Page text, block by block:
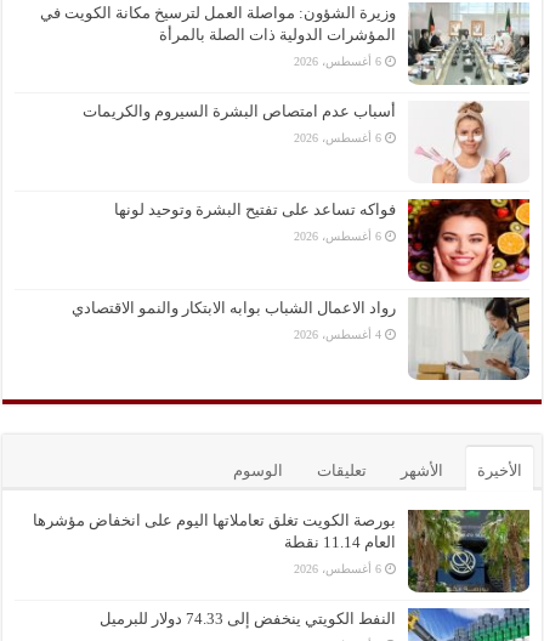
وزيرة الشؤون: مواصلة العمل لترسيخ مكانة الكويت في
المؤشرات الدولية ذات الصلة بالمرأة
6 أغسطس، 2026
أسباب عدم امتصاص البشرة السيروم والكريمات
6 أغسطس، 2026
فواكه تساعد على تفتيح البشرة وتوحيد لونها
6 أغسطس، 2026
رواد الاعمال الشباب بوابه الابتكار والنمو الاقتصادي
4 أغسطس، 2026
الأخيرة الأشهر تعليقات الوسوم
بورصة الكويت تغلق تعاملاتها اليوم على انخفاض مؤشرها
العام 11.14 نقطة
6 أغسطس، 2026
النفط الكويتي ينخفض إلى 74.33 دولار للبرميل